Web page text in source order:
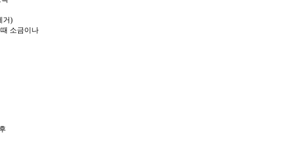
거)
소금이나